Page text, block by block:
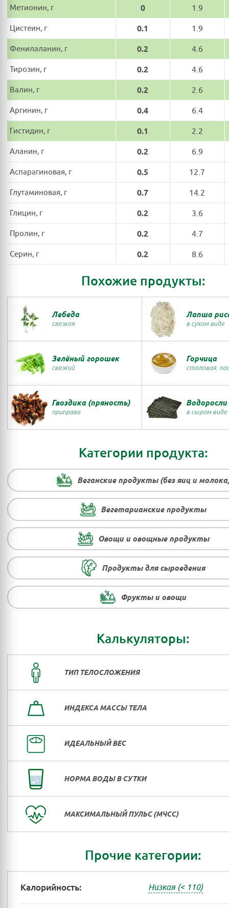
Метионин, г 0 1.9
Цистеин, г 0.1 1.9
Фенилаланин, г 0.2 4.6
Тирозин, г 0.2 4.6
Валин, г 0.2 2.6
Аргинин, г 0.4 6.4
Гистидин, г 0.1 2.2
Аланин, г 0.2 6.9
Аспарагиновая, г 0.5 12.7
Глутаминовая, г 0.7 14.2
Глицин, г 0.2 3.6
Пролин, г 0.2 4.7
Серин, г 0.2 8.6
Похожие продукты:
Лебеда
свежая
Лапша
в сухом виде
Зелёный горошек
свежий
Горчица
столовая.
Гвоздика (пряность)
приправа
Водоросли
в сыром виде
Категории продукта:
Веганские продукты (без яиц и
Вегетарианские продукты
Овощи и овощные продукты
Продукты для сыроедения
Фрукты и овощи
Калькуляторы:
ТИП ТЕЛОСЛОЖЕНИЯ
ИНДЕКСА МАССЫ ТЕЛА
ИДЕАЛЬНЫЙ ВЕС
НОРМА ВОДЫ В СУТКИ
МАКСИМАЛЬНЫЙ ПУЛЬС (МЧСС)
Прочие категории:
Калорийность: Низкая (< 110)